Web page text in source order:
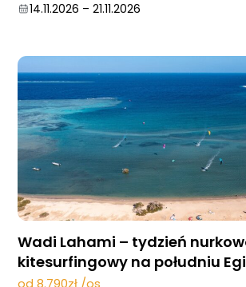
14.11.2026 – 21.11.2026
Wadi Lahami – tydzień
kitesurfingowy na południu
od 8.790zł /os